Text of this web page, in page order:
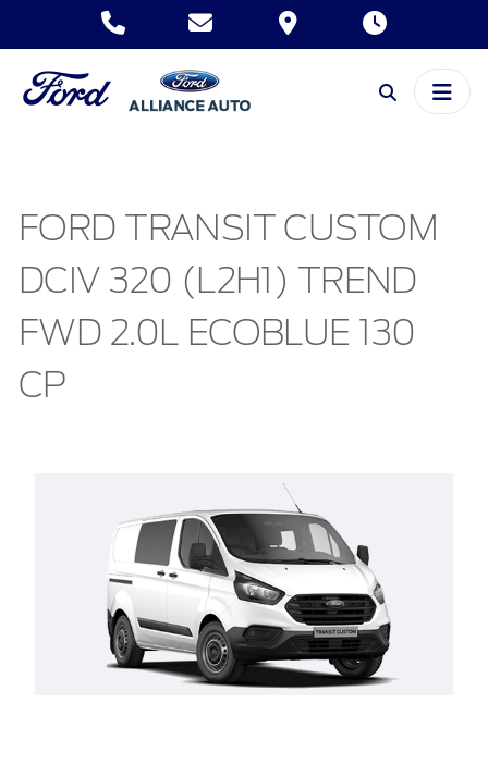
FORD TRANSIT CUSTOM
DCIV 320 (L2H1) TREND
FWD 2.0L ECOBLUE 130
CP